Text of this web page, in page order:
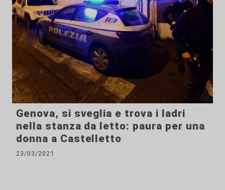
Genova, si sveglia e trova i ladri
nella stanza da letto: paura per una
donna a Castelletto
23/03/2021